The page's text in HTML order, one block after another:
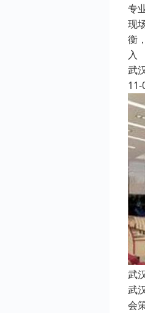
专
现
衡
入
武
11-
武
武
会